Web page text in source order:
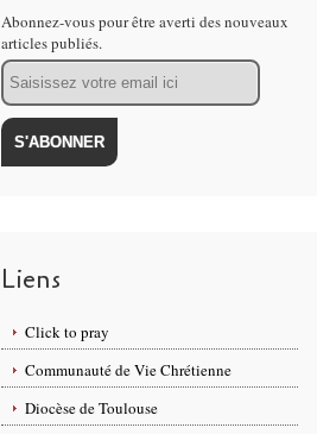
Abonnez-vous pour être averti des nouveaux
articles publiés.
Email
Liens
Click to pray
Communauté de Vie Chrétienne
Diocèse de Toulouse